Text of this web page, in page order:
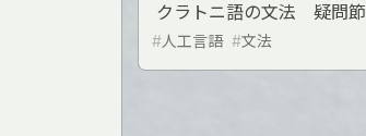
クラトニ語の文法 疑問節
#人工言語 #文法